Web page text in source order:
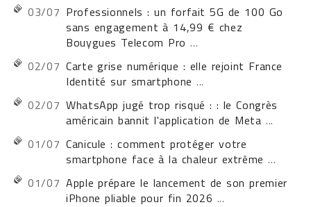
03/07 Professionnels : un forfait 5G de 100 Go
sans engagement à 14,99 € chez
Bouygues Telecom Pro ...
02/07 Carte grise numérique : elle rejoint France
Identité sur smartphone ...
02/07 WhatsApp jugé trop risqué : : le Congrès
américain bannit l'application de Meta ...
01/07 Canicule : comment protéger votre
smartphone face à la chaleur extrême ...
01/07 Apple prépare le lancement de son premier
iPhone pliable pour fin 2026 ...